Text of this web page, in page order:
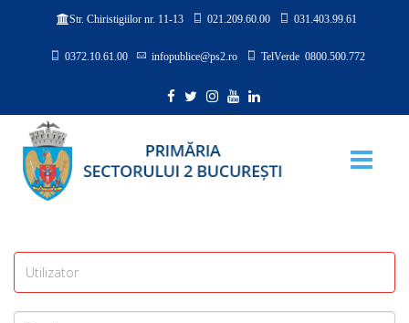
Str. Chiristigiilor nr. 11-13 021.209.60.00 031.403.99.61
0372.10.61.00 infopublice@ps2.ro TelVerde 0800.500.772